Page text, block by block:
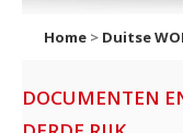
Home > Duitse
DOCUMENTEN